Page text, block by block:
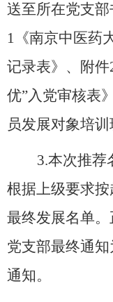
送至所在党支
1 《南京中医药
记录表》 、 附件
优”入党审核表》
员发展对象培训
3.本次推荐
根据上级要求
最终发展名单
党支部最终通
通知。